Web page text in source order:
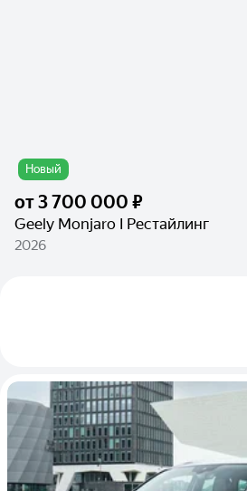
Новый
от3 700 000 ₽
Geely Monjaro I Рестайлинг
2026